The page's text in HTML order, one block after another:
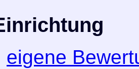
eigene